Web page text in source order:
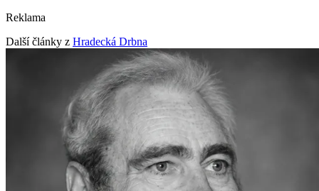
Reklama
Další články z Hradecká Drbna